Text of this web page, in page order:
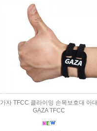
가자 TFCC 클라이밍 손목보호대 아대
GAZA TFCC